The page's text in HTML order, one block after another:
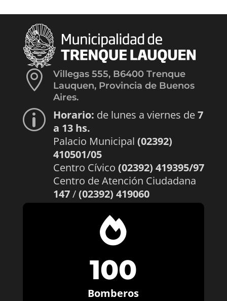

Villegas 555, B6400 Trenque
Lauquen, Provincia de Buenos
Aires.
p Horario: de lunes a viernes de7
a 13 hs.
Palacio Municipal (02392)
410501/05
Centro Cívico (02392) 419395/97
Centro de Atención Ciudadana
147/(02392) 419060

100
Bomberos